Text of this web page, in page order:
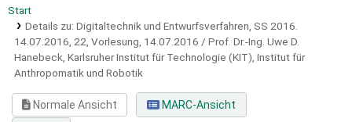
Start
Details zu: Digitaltechnik und Entwurfsverfahren, SS 2016.
14.07.2016, 22, Vorlesung, 14.07.2016 / Prof. Dr.-Ing. Uwe D.
Hanebeck, Karlsruher Institut für Technologie (KIT), Institut für
Anthropomatik und Robotik
Normale Ansicht
MARC-Ansicht